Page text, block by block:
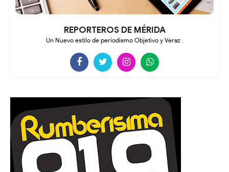
REPORTEROS DE MÉRIDA
Un Nuevo estilo de periodismo Objetivo y Veraz .